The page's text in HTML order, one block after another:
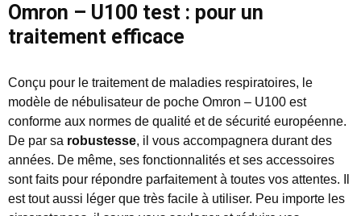
Omron – U100 test : pour un
traitement efficace
Conçu pour le traitement de maladies respiratoires, le
modèle de nébulisateur de poche Omron – U100 est
conforme aux normes de qualité et de sécurité européenne.
De par sa robustesse, il vous accompagnera durant des
années. De même, ses fonctionnalités et ses accessoires
sont faits pour répondre parfaitement à toutes vos attentes. Il
est tout aussi léger que très facile à utiliser. Peu importe les